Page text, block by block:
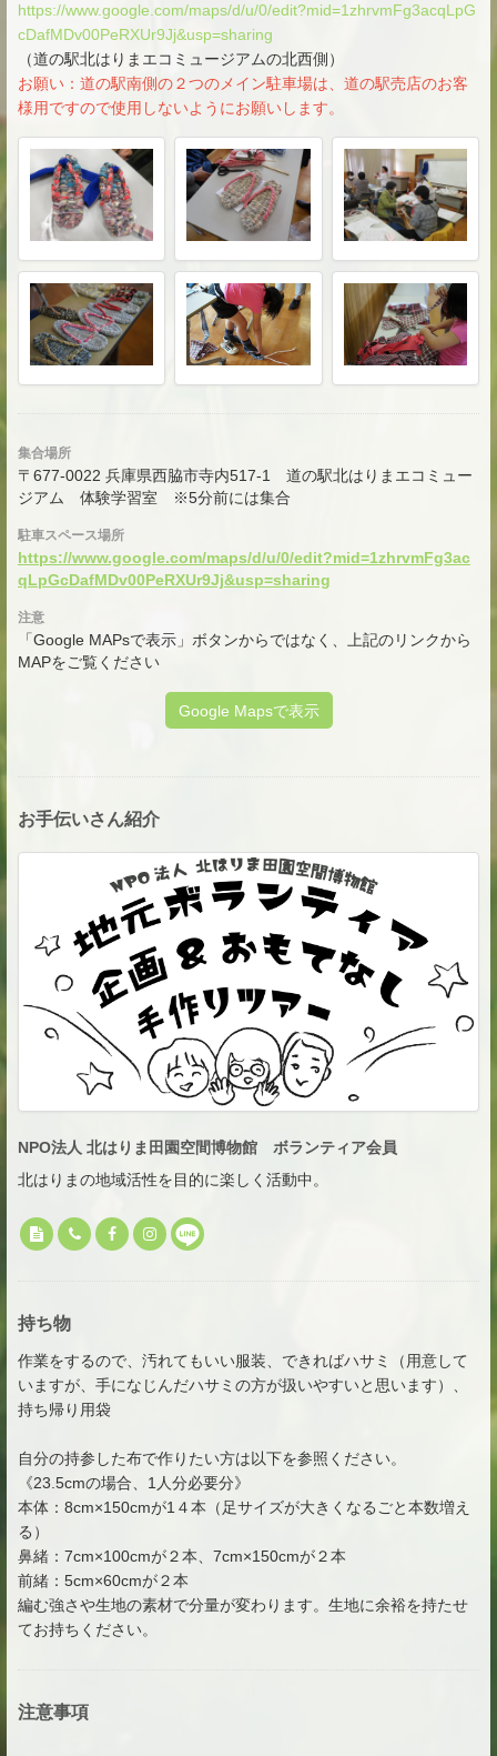
https://www.google.com/maps/d/u/0/edit?mid=1zhrvmFg3acqLpG
cDafMDv00PeRXUr9Jj&usp=sharing
（道の駅北はりまエコミュージアムの北西側）
お願い：道の駅南側の２つのメイン駐車場は、道の駅売店のお客
様用ですので使用しないようにお願いします。
集合場所
〒677-0022 兵庫県西脇市寺内517-1 道の駅北はりまエコミュー
ジアム 体験学習室 ※5分前には集合
駐車スペース場所
https://www.google.com/maps/d/u/0/edit?mid=1zhrvmFg3ac
qLpGcDafMDv00PeRXUr9Jj&usp=sharing
注意
「Google MAPsで表示」ボタンからではなく、上記のリンクから
MAPをご覧ください
Google Mapsで表示
お手伝いさん紹介
NPO法人 北はりま田園空間博物館 ボランティア会員
北はりまの地域活性を目的に楽しく活動中。
持ち物
作業をするので、汚れてもいい服装、できればハサミ（用意して
いますが、手になじんだハサミの方が扱いやすいと思います）、
持ち帰り用袋
自分の持参した布で作りたい方は以下を参照ください。
《23.5cmの場合、1人分必要分》
本体：8cm×150cmが1４本（足サイズが大きくなるごと本数増え
る）
鼻緒：7cm×100cmが２本、7cm×150cmが２本
前緒：5cm×60cmが２本
編む強さや生地の素材で分量が変わります。生地に余裕を持たせ
てお持ちください。
注意事項